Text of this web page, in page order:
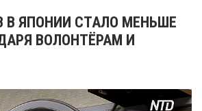
В ЯПОНИИ СТАЛО МЕНЬШЕ
ВОЛОНТЁРАМ И